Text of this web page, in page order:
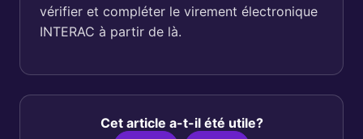
vérifier et compléter le virement électronique
INTERAC à partir de là.
Cet article a-t-il été utile?